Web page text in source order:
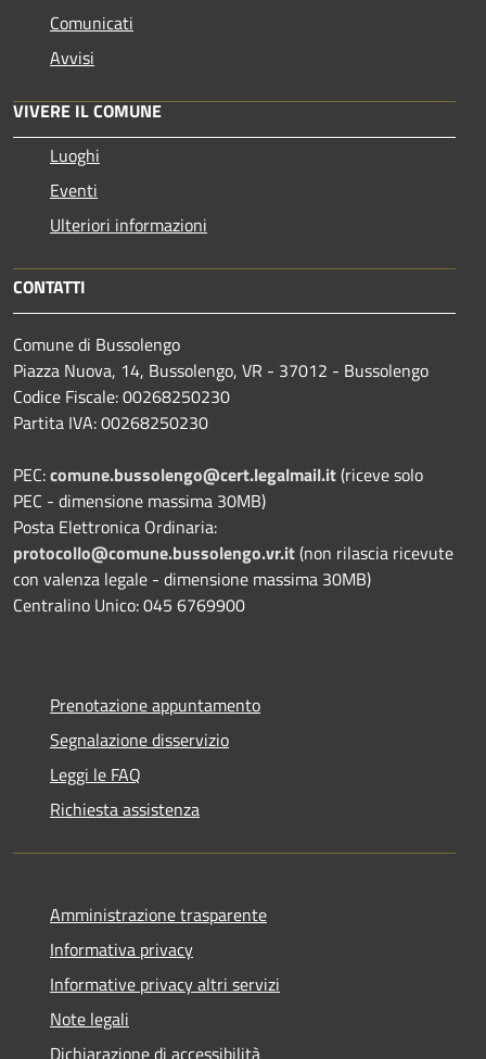
Comunicati
Avvisi
VIVERE IL COMUNE
Luoghi
Eventi
Ulteriori informazioni
CONTATTI
Comune di Bussolengo
Piazza Nuova, 14, Bussolengo, VR - 37012 - Bussolengo
Codice Fiscale: 00268250230
Partita IVA: 00268250230
PEC:comune.bussolengo@cert.legalmail.it(riceve solo
PEC - dimensione massima 30MB)
Posta Elettronica Ordinaria:
protocollo@comune.bussolengo.vr.it(non rilascia ricevute
con valenza legale - dimensione massima 30MB)
Centralino Unico: 045 6769900
Prenotazione appuntamento
Segnalazione disservizio
Leggi le FAQ
Richiesta assistenza
Amministrazione trasparente
Informativa privacy
Informative privacy altri servizi
Note legali
Dichiarazione di accessibilità